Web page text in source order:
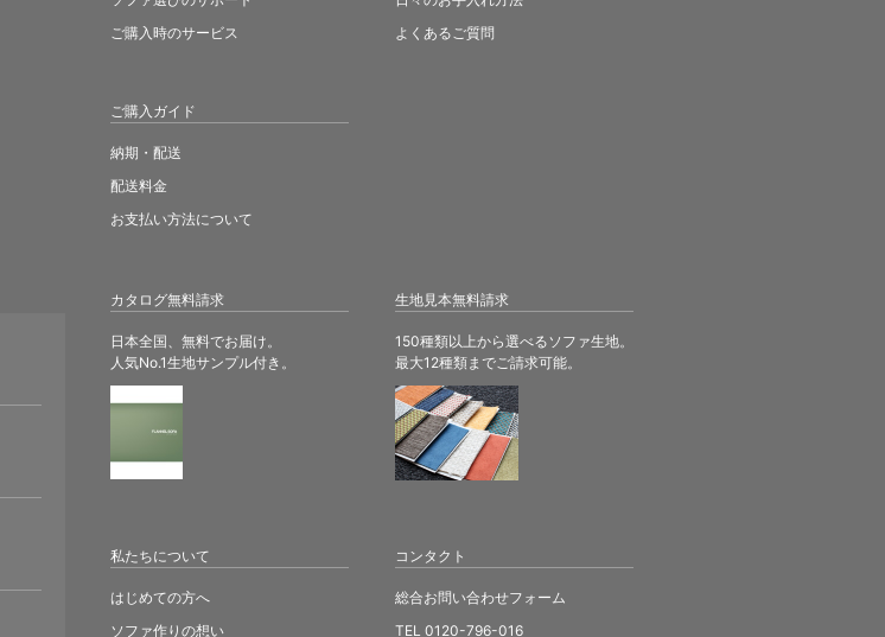
カタログ無料請求
日本全国、無料でお届け。
人気No.1生地サンプル付き。
生地見本無料請求
150種類以上から選べるソファ生地。
最大12種類までご請求可能。
ご購入時のサービス
ご購入ガイド
納期・配送
配送料金
お支払い方法について
よくあるご質問
私たちについて
はじめての方へ
ソファ作りの想い
コンタクト
総合お問い合わせフォーム
TEL 0120-796-016